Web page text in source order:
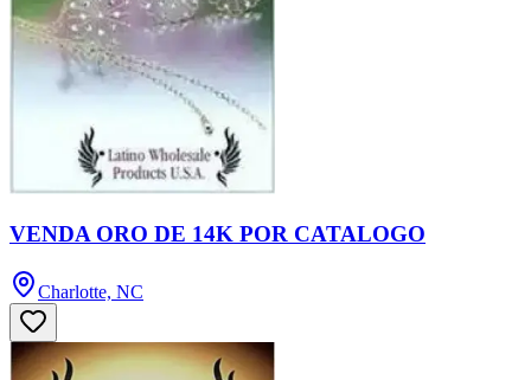
VENDA ORO DE 14K POR CATALOGO
Charlotte, NC